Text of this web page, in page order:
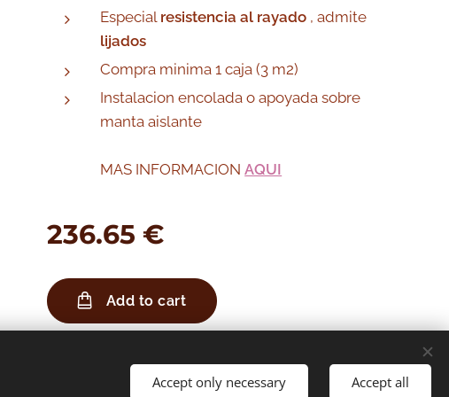
Especial resistencia al rayado , admite
lijados
Compra minima 1 caja (3 m2)
Instalacion encolada o apoyada sobre
manta aislante
MAS INFORMACIONAQUI
236.65 €
Add to cart
Accept only necessary Accept all